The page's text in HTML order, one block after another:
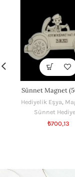
Sünnet Magnet
Hediyelik Eşya
Sünnet
₺700,13